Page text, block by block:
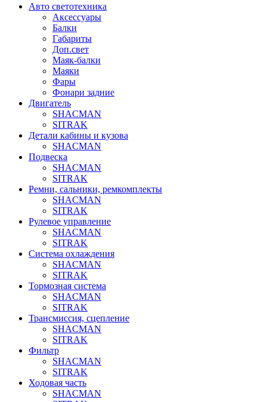
Авто светотехника
Аксессуары
Балки
Габариты
Доп.свет
Маяк-балки
Маяки
Фары
Фонари задние
Двигатель
SHACMAN
SITRAK
Детали кабины и кузова
SHACMAN
Подвеска
SHACMAN
SITRAK
Ремни, сальники, ремкомплекты
SHACMAN
SITRAK
Рулевое управление
SHACMAN
SITRAK
Система охлаждения
SHACMAN
SITRAK
Тормозная система
SHACMAN
SITRAK
Трансмиссия, сцепление
SHACMAN
SITRAK
Фильтр
SHACMAN
SITRAK
Ходовая часть
SHACMAN